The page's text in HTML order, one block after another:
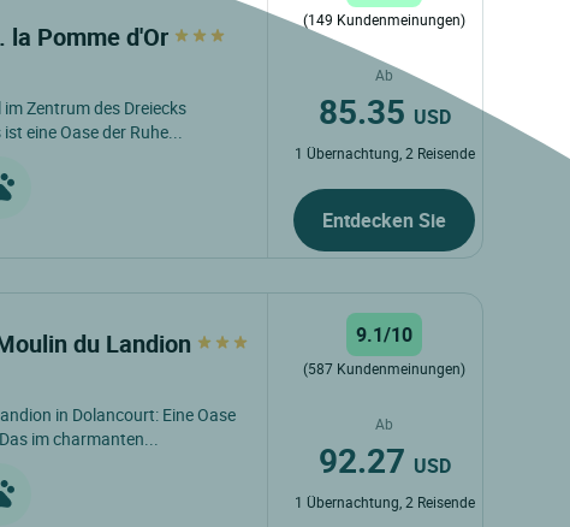
la Pomme d'Or
Zentrum des Dreiecks
eine Oase der Ruhe...
(149 Kundenmeinungen)
Ab
85.35 USD
1 Übernachtung, 2 Reisende
Entdecken Sie
du Landion
in Dolancourt: Eine Oase
im charmanten...
9.1/10
(587 Kundenmeinungen)
Ab
92.27 USD
1 Übernachtung, 2 Reisende